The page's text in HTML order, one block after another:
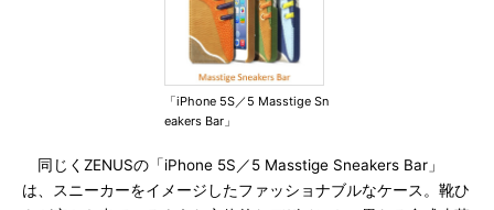
「iPhone 5S／5 Masstige Sn
eakers Bar」
同じくZENUSの「iPhone 5S／5 Masstige Sneakers Bar」
は、スニーカーをイメージしたファッショナブルなケース。靴ひ